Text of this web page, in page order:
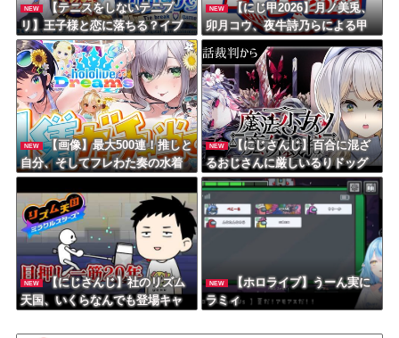
NEW
【テニスをしないテニプ
リ】王子様と恋に落ちる？イブ
ラヒム！
NEW
【にじ甲2026】月ノ美兎、
卯月コウ、夜牛詩乃らによる甲
子園とかも見たくはある
NEW
【画像】最大500連！推しと
自分、そしてフレわた奏の水着
は出るのか？大空スバル白銀ノ
エル不知火フレア角巻わため音
乃瀬奏
NEW
【にじさんじ】百合に混ざ
るおじさんに厳しいるりドッグ
NEW
【にじさんじ】社のリズム
天国、いくらなんでも登場キャ
NEW
【ホロライブ】うーん実に
ラミィ